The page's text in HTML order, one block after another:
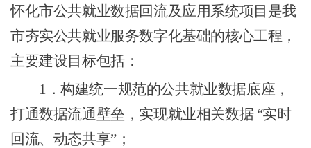
怀化市公共就业数据回流及应用系统项目是我
市夯实公共就业服务数字化基础的核心工程，
主要建设目标包括：
1．构建统一规范的公共就业数据底座，
打通数据流通壁垒，实现就业相关数据“实时
回流、动态共享”；​